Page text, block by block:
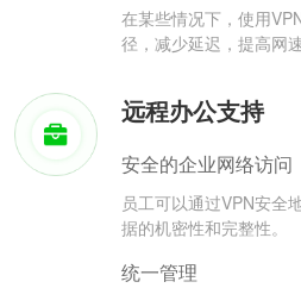
在某些情况下，使用
径，减少延迟，提高网速
远程办公支持
安全的企业网络访问
员工可以通过VPN安全
据的机密性和完整性。
统一管理